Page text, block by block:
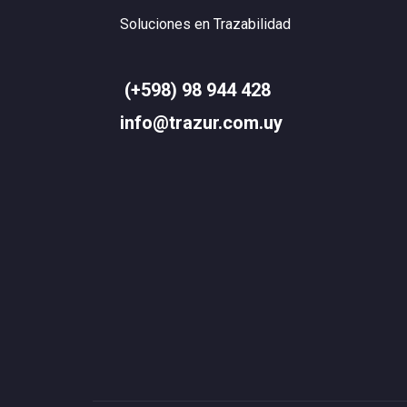
Soluciones en Trazabilidad
(+598) 98 944 428
info@trazur.com.uy